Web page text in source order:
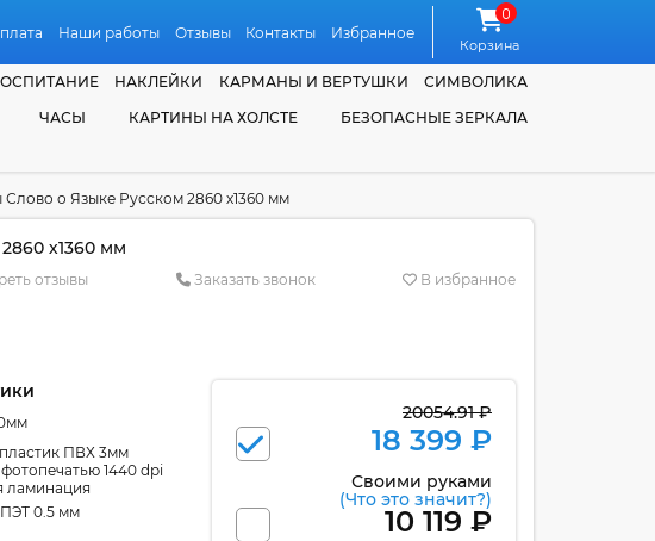
Наши работы Отзывы Контакты Избранное
0
Корзина
НАКЛЕЙКИ КАРМАНЫ И ВЕРТУШКИ
СИМВОЛИКА
ЧАСЫ КАРТИНЫ НА ХОЛСТЕ
БЕЗОПАСНЫЕ ЗЕРКАЛА
о Языке Русском 2860 х1360 мм
х1360 мм
отзывы Заказать звонок В избранное
ПВХ 3мм
1440 dpi
ламинация
0.5 мм
20054.91 ₽
18 399 ₽
Своими руками
(Что это значит?)
10 119 ₽